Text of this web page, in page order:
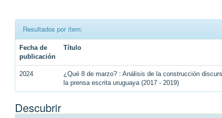
Resultados por ítem:
Fecha de
publicación
Título
2024
¿Qué 8 de marzo? : Análisis de la construcción
la prensa escrita uruguaya (2017 - 2019)
Descubrir